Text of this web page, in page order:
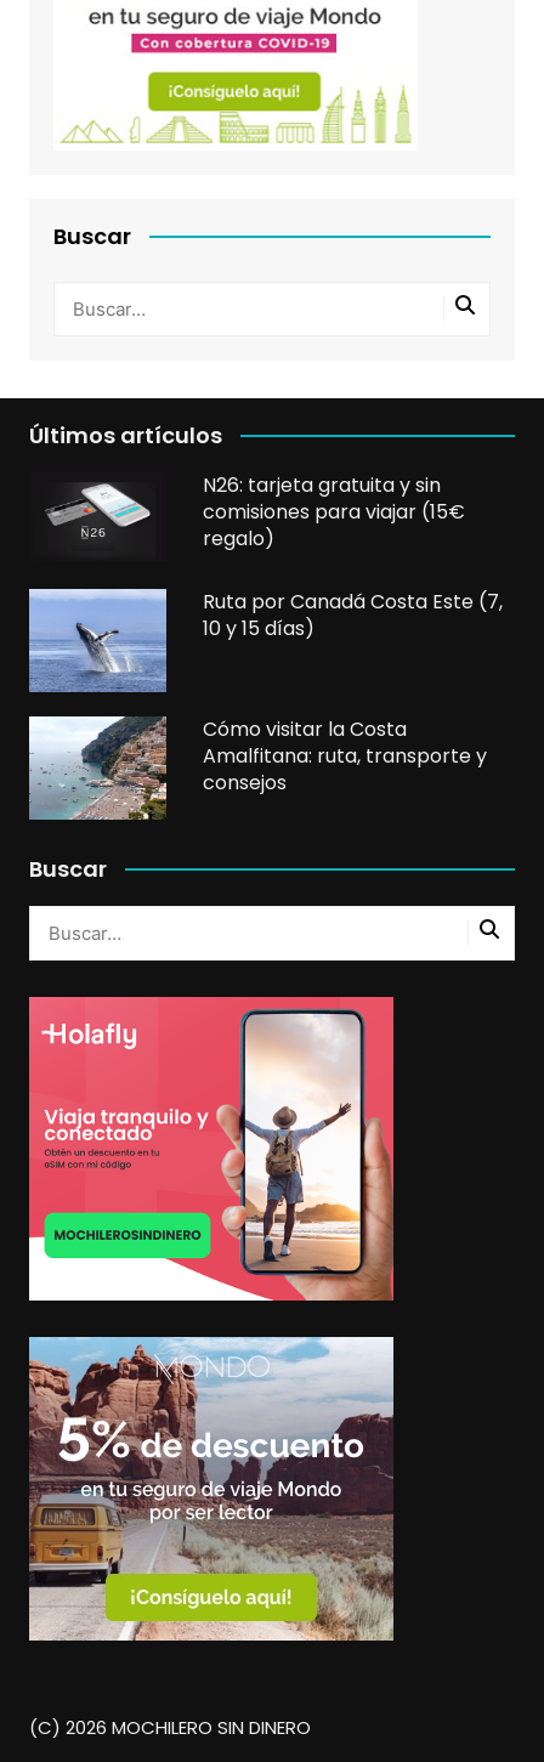
Buscar
Últimos artículos
N26: tarjeta gratuita y sin
comisiones para viajar (15€
regalo)
Ruta por Canadá Costa Este (7,
10 y 15 días)
Cómo visitar la Costa
Amalfitana: ruta, transporte y
consejos
Buscar
(C) 2026 MOCHILERO SIN DINERO